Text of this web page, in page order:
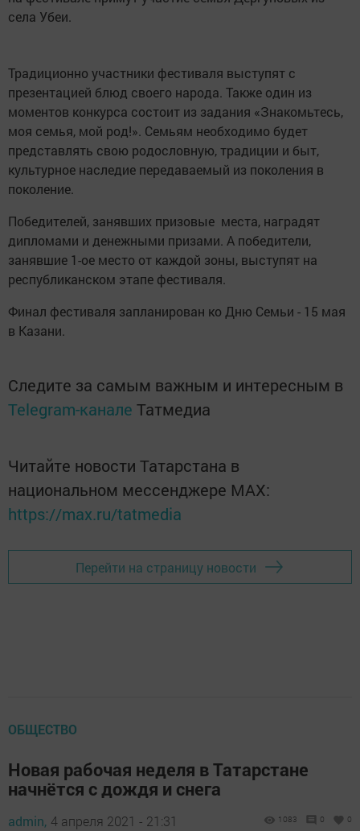
села Убеи.
Традиционно участники фестиваля выступят с
презентацией блюд своего народа. Также один из
моментов конкурса состоит из задания «Знакомьтесь,
моя семья, мой род!». Семьям необходимо будет
представлять свою родословную, традиции и быт,
культурное наследие передаваемый из поколения в
поколение.
Победителей, занявших призовые места, наградят
дипломами и денежными призами. А победители,
занявшие 1-ое место от каждой зоны, выступят на
республиканском этапе фестиваля.
Финал фестиваля запланирован ко Дню Семьи - 15 мая
в Казани.
Следите за самым важным и интересным в
Telegram-канале Татмедиа
Читайте новости Татарстана в
национальном мессенджере MАХ:
https://max.ru/tatmedia
Перейти на страницу новости
ОБЩЕСТВО
Новая рабочая неделя в Татарстане
начнётся с дождя и снега
admin, 4 апреля 2021 - 21:31 1083 0 0